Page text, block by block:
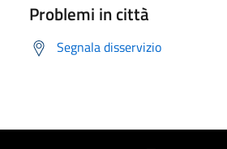
Problemi in città
Segnala disservizio